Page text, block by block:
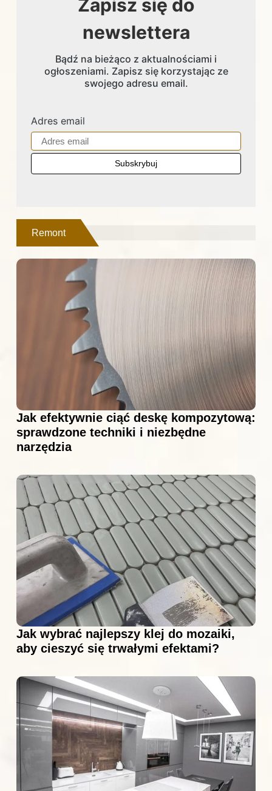
Zapisz się do
newslettera
Bądź na bieżąco z aktualnościami i
ogłoszeniami. Zapisz się korzystając ze
swojego adresu email.
Adres email
Remont
Jak efektywnie ciąć deskę kompozytową:
sprawdzone techniki i niezbędne
narzędzia
Jak wybrać najlepszy klej do mozaiki,
aby cieszyć się trwałymi efektami?